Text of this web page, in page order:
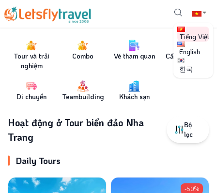
Tiếng Việt
English
한국
Tour và trải
nghiệm
Combo Vé tham quan
Cẩm nang du
lịch
Di chuyển Teambuilding Khách sạn
Hoạt động ở Tour biển đảo Nha
Trang
Bộ
lọc
Daily Tours
-50%